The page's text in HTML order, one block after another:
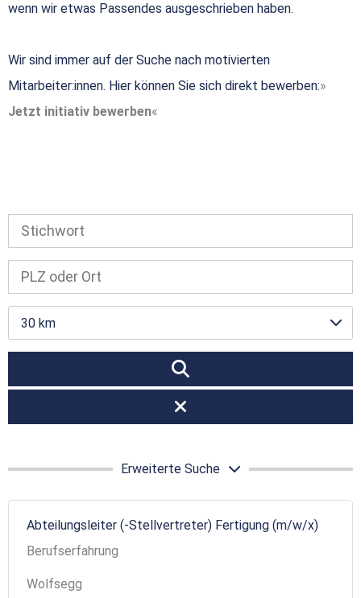
wenn wir etwas Passendes ausgeschrieben haben.
Wir sind immer auf der Suche nach motivierten
Mitarbeiter:innen. Hier können Sie sich direkt bewerben:
Jetzt initiativ bewerben
30 km
Erweiterte Suche
Abteilungsleiter (-Stellvertreter) Fertigung (m/w/x)
Berufserfahrung
Wolfsegg